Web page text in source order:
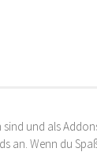
und als
an. Wenn du